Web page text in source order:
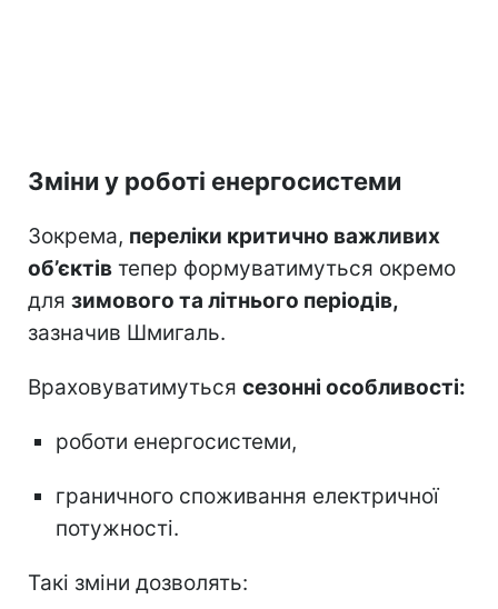
Зміни у роботі енергосистеми
Зокрема, переліки критично важливих
об’єктів тепер формуватимуться окремо
для зимового та літнього періодів,
зазначив Шмигаль.
Враховуватимуться сезонні особливості:
роботи енергосистеми,
граничного споживання електричної
потужності.
Такі зміни дозволять: